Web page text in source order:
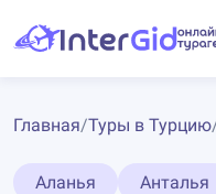
Главная/Туры в Турцию
Аланья Анталья